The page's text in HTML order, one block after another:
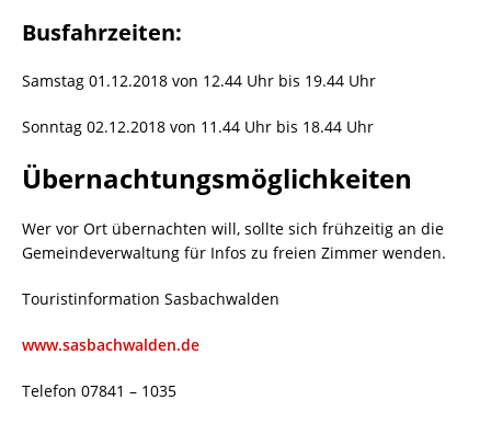
Busfahrzeiten:
Samstag 01.12.2018 von 12.44 Uhr bis 19.44 Uhr
Sonntag 02.12.2018 von 11.44 Uhr bis 18.44 Uhr
Übernachtungsmöglichkeiten
Wer vor Ort übernachten will, sollte sich frühzeitig an die
Gemeindeverwaltung für Infos zu freien Zimmer wenden.
Touristinformation Sasbachwalden
www.sasbachwalden.de
Telefon 07841 – 1035